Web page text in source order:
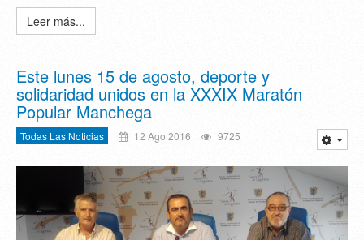
Leer más...
Este lunes 15 de agosto, deporte y
solidaridad unidos en la XXXIX Maratón
Popular Manchega
Todas Las Noticias 12 Ago 2016 9725